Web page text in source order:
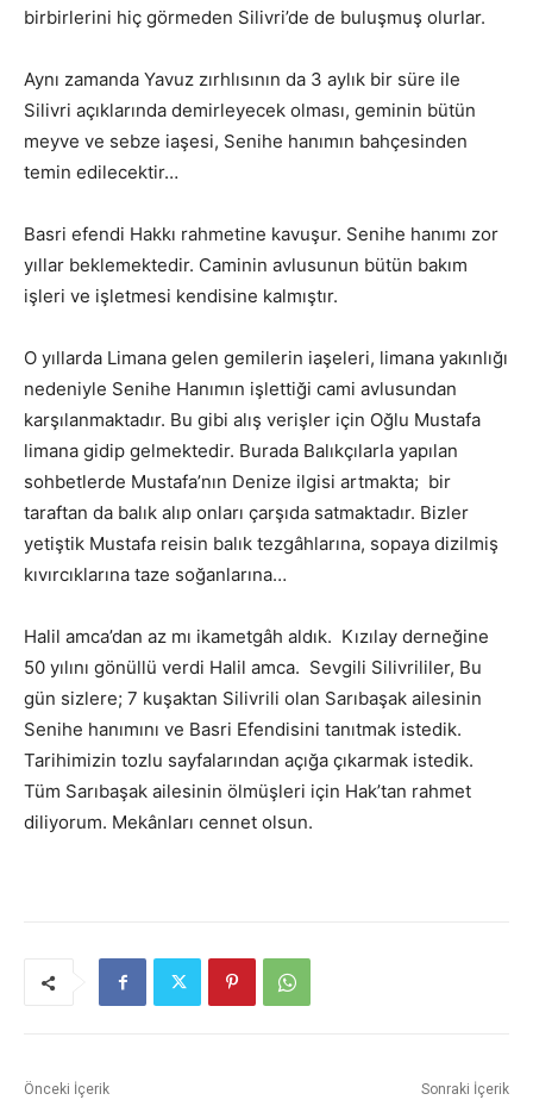
birbirlerini hiç görmeden Silivri’de de buluşmuş olurlar.
Aynı zamanda Yavuz zırhlısının da 3 aylık bir süre ile
Silivri açıklarında demirleyecek olması, geminin bütün
meyve ve sebze iaşesi, Senihe hanımın bahçesinden
temin edilecektir…
Basri efendi Hakkı rahmetine kavuşur. Senihe hanımı zor
yıllar beklemektedir. Caminin avlusunun bütün bakım
işleri ve işletmesi kendisine kalmıştır.
O yıllarda Limana gelen gemilerin iaşeleri, limana yakınlığı
nedeniyle Senihe Hanımın işlettiği cami avlusundan
karşılanmaktadır. Bu gibi alış verişler için Oğlu Mustafa
limana gidip gelmektedir. Burada Balıkçılarla yapılan
sohbetlerde Mustafa’nın Denize ilgisi artmakta; bir
taraftan da balık alıp onları çarşıda satmaktadır. Bizler
yetiştik Mustafa reisin balık tezgâhlarına, sopaya dizilmiş
kıvırcıklarına taze soğanlarına…
Halil amca’dan az mı ikametgâh aldık. Kızılay derneğine
50 yılını gönüllü verdi Halil amca. Sevgili Silivrililer, Bu
gün sizlere; 7 kuşaktan Silivrili olan Sarıbaşak ailesinin
Senihe hanımını ve Basri Efendisini tanıtmak istedik.
Tarihimizin tozlu sayfalarından açığa çıkarmak istedik.
Tüm Sarıbaşak ailesinin ölmüşleri için Hak’tan rahmet
diliyorum. Mekânları cennet olsun.
Önceki İçerik Sonraki İçerik